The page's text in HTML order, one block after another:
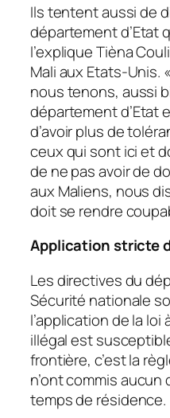
Ils tentent aussi de
département d’Etat
l’explique Tièna
Mali aux Etats-Unis. «
nous tenons, aussi
département d’Etat
d’avoir plus de
ceux qui sont ici et
de ne pas avoir de
aux Maliens, nous
doit se rendre
Application stricte
Les directives du
Sécurité nationale
l’application de la
illégal est
frontière, c’est la
n’ont commis
temps de résidence.